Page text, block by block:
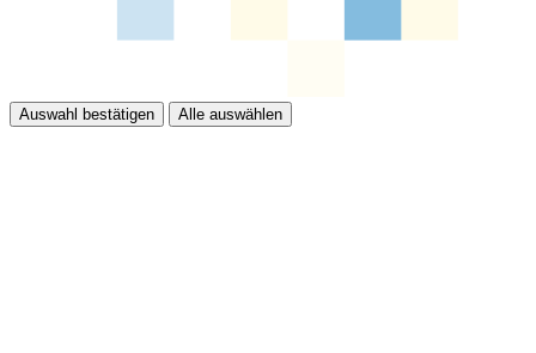
Auswahl bestätigen Alle auswählen